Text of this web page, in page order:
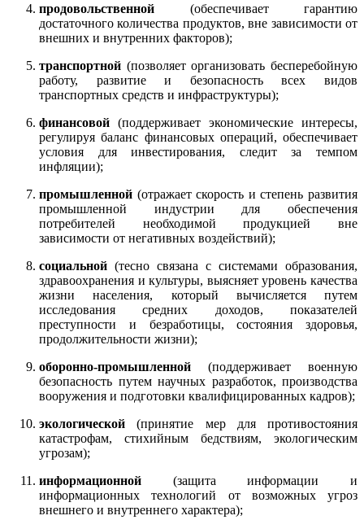
продовольственной (обеспечивает гарантию
достаточного количества продуктов, вне зависимости от
внешних и внутренних факторов);
транспортной (позволяет организовать бесперебойную
работу, развитие и безопасность всех видов
транспортных средств и инфраструктуры);
финансовой (поддерживает экономические интересы,
регулируя баланс финансовых операций, обеспечивает
условия для инвестирования, следит за темпом
инфляции);
промышленной (отражает скорость и степень развития
промышленной индустрии для обеспечения
потребителей необходимой продукцией вне
зависимости от негативных воздействий);
социальной (тесно связана с системами образования,
здравоохранения и культуры, выясняет уровень качества
жизни населения, который вычисляется путем
исследования средних доходов, показателей
преступности и безработицы, состояния здоровья,
продолжительности жизни);
оборонно-промышленной (поддерживает военную
безопасность путем научных разработок, производства
вооружения и подготовки квалифицированных кадров);
экологической (принятие мер для противостояния
катастрофам, стихийным бедствиям, экологическим
угрозам);
информационной (защита информации и
информационных технологий от возможных угроз
внешнего и внутреннего характера);